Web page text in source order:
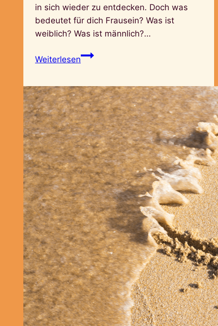
in sich wieder zu entdecken. Doch was
bedeutet für dich Frausein? Was ist
weiblich? Was ist männlich?…
WeiterlesenWas